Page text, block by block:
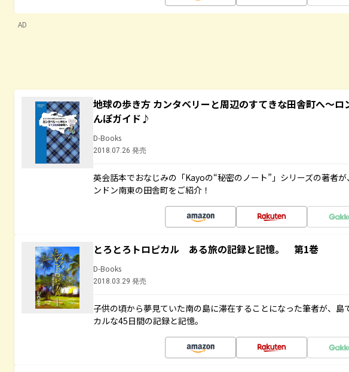
AD
地球の歩き方 カンタベリーと周辺のすてきな田舎町へ～ロ
んぽガイド♪
D-Books
2018.07.26 発売
英会話本でおなじみの「Kayoの“秘密のノート”」シリーズの著者
ンドン南東の田舎町をご紹介！
とろとろトロピカル ある旅の記録と記憶。 第1巻
D-Books
2018.03.29 発売
子供の頃から夢見ていた南の島に滞在することになった筆者が、島
カルな45日間の記録と記憶。